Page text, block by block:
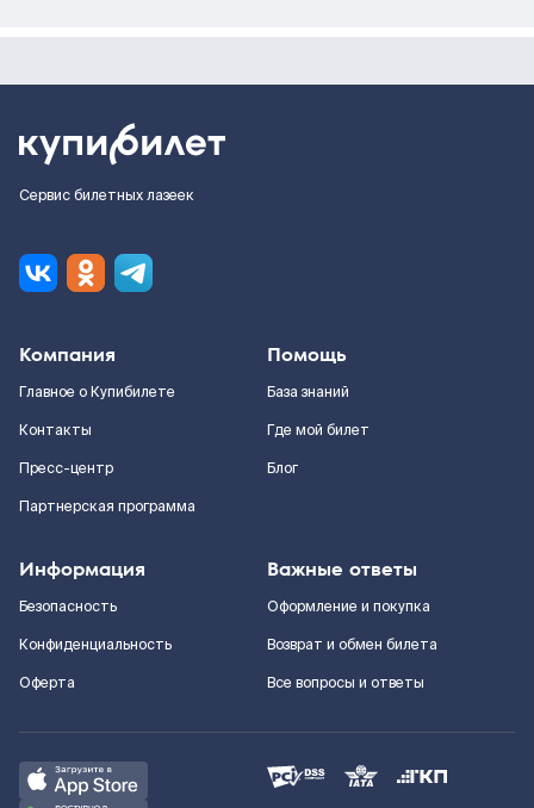
Сервис билетных лазеек
Компания
Главное о Купибилете
Контакты
Пресс-центр
Партнерская программа
Помощь
База знаний
Где мой билет
Блог
Информация
Безопасность
Конфиденциальность
Оферта
Важные ответы
Оформление и покупка
Возврат и обмен билета
Все вопросы и ответы